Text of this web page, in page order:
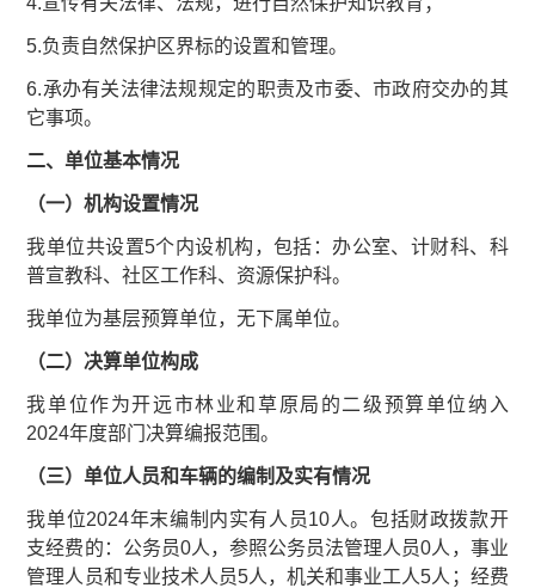
5.负责自然保护区界标的设置和管理。
6.承办有关法律法规规定的职责及市委、市政府交办的其
它事项。
二、单位基本情况
（一）机构设置情况
我单位共设置5个内设机构，包括：办公室、计财科、科
普宣教科、社区工作科、资源保护科。
我单位为基层预算单位，无下属单位。
（二）决算单位构成
我单位作为开远市林业和草原局的二级预算单位纳入
2024年度部门决算编报范围。
（三）单位人员和车辆的编制及实有情况
我单位2024年末编制内实有人员10人。包括财政拨款开
支经费的：公务员0人，参照公务员法管理人员0人，事业
管理人员和专业技术人员5人，机关和事业工人5人；经费